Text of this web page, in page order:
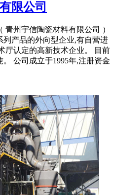
限公司
青州宇信陶瓷材料有限公司 ）
列产品的外向型企业,有自营进
厅认定的高新技术企业。 目前
公司成立于1995年,注册资金